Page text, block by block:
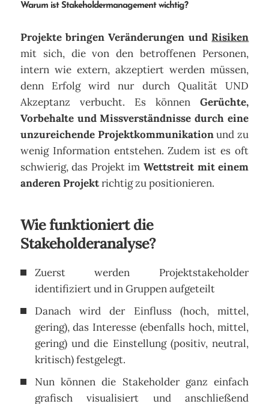
Warum ist Stakeholdermanagement wichtig?
Projekte bringen Veränderungen undRisiken
mit sich, die von den betroffenen Personen,
intern wie extern, akzeptiert werden müssen,
denn Erfolg wird nur durch Qualität UND
Akzeptanz verbucht. Es könnenGerüchte,
Vorbehalte und Missverständnisse durch eine
unzureichende Projektkommunikationund zu
wenig Information entstehen. Zudem ist es oft
schwierig, das Projekt imWettstreit mit einem
anderen Projektrichtig zu positionieren.
Wie funktioniert die
Stakeholderanalyse?
Zuerst werden Projektstakeholder
identifiziert und in Gruppen aufgeteilt
Danach wird der Einfluss (hoch, mittel,
gering), das Interesse (ebenfalls hoch, mittel,
gering) und die Einstellung (positiv, neutral,
kritisch) festgelegt.
Nun können die Stakeholder ganz einfach
grafisch visualisiert und anschließend